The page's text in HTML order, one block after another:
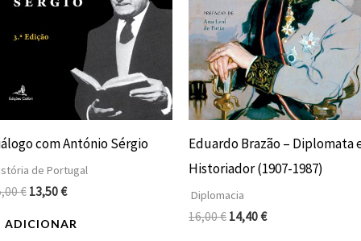
com António Sérgio
de Portugal
€ 13,50€
ADICIONAR
Eduardo Brazão – Diplomata
Historiador (1907-1987)
Diplomacia
16,00€ 14,40€